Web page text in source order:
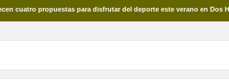
para disfrutar del deporte este verano en Dos Hermanas